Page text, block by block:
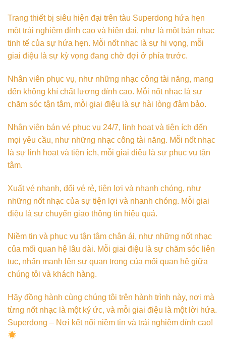
Trang thiết bị siêu hiện đại trên tàu Superdong hứa hẹn
một trải nghiệm đỉnh cao và hiện đại, như là một bản nhạc
tinh tế của sự hứa hẹn. Mỗi nốt nhạc là sự hi vọng, mỗi
giai điệu là sự kỳ vọng đang chờ đợi ở phía trước.
Nhân viên phục vụ, như những nhạc công tài năng, mang
đến không khí chất lượng đỉnh cao. Mỗi nốt nhạc là sự
chăm sóc tận tâm, mỗi giai điệu là sự hài lòng đảm bảo.
Nhân viên bán vé phục vụ 24/7, linh hoạt và tiện ích đến
mọi yêu cầu, như những nhạc công tài năng. Mỗi nốt nhạc
là sự linh hoạt và tiện ích, mỗi giai điệu là sự phục vụ tận
tâm.
Xuất vé nhanh, đổi vé rẻ, tiện lợi và nhanh chóng, như
những nốt nhạc của sự tiện lợi và nhanh chóng. Mỗi giai
điệu là sự chuyển giao thông tin hiệu quả.
Niềm tin và phục vụ tận tâm chân ái, như những nốt nhạc
của mối quan hệ lâu dài. Mỗi giai điệu là sự chăm sóc liên
tục, nhấn mạnh lên sự quan trọng của mối quan hệ giữa
chúng tôi và khách hàng.
Hãy đồng hành cùng chúng tôi trên hành trình này, nơi mà
từng nốt nhạc là một ký ức, và mỗi giai điệu là một lời hứa.
Superdong – Nơi kết nối niềm tin và trải nghiệm đỉnh cao!